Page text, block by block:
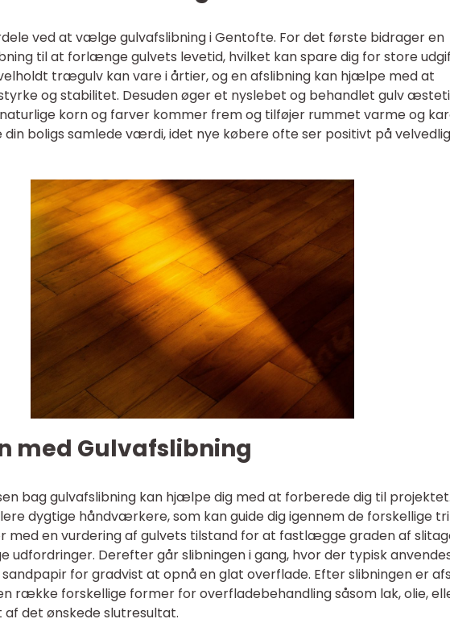
ved at vælge gulvafslibning i Gentofte. For det første bidrager en
til at forlænge gulvets levetid, hvilket kan spare dig for store
trægulv kan vare i årtier, og en afslibning kan hjælpe med at
og stabilitet. Desuden øger et nyslebet og behandlet gulv
korn og farver kommer frem og tilføjer rummet varme og
din boligs samlede værdi, idet nye købere ofte ser positivt på
med Gulvafslibning
bag gulvafslibning kan hjælpe dig med at forberede dig til
dygtige håndværkere, som kan guide dig igennem de forskellige
med en vurdering af gulvets tilstand for at fastlægge graden af
udfordringer. Derefter går slibningen i gang, hvor der typisk
for gradvist at opnå en glat overflade. Efter slibningen er
række forskellige former for overfladebehandling såsom lak, olie,
det ønskede slutresultat.